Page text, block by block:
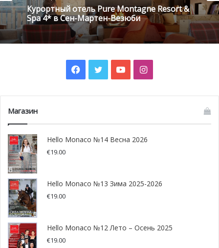
биомагазинам в Княжестве и в пешей доступности от
него, чтобы вы всегда оставались здоровыми и
наполненными энергией.
СУПЕРМАРКЕТ CARREFOUR
Курортный отель Pure Montagne Resort &
Spa 4* в Сен-Мартен-Везюби
Facebook
TwitterYouTubeInstagram
Магазин
Hello Monaco №14 Весна 2026
€19.00
Hello Monaco №13 Зима 2025-2026
€19.00
Hello Monaco №12 Лето – Осень 2025
€19.00